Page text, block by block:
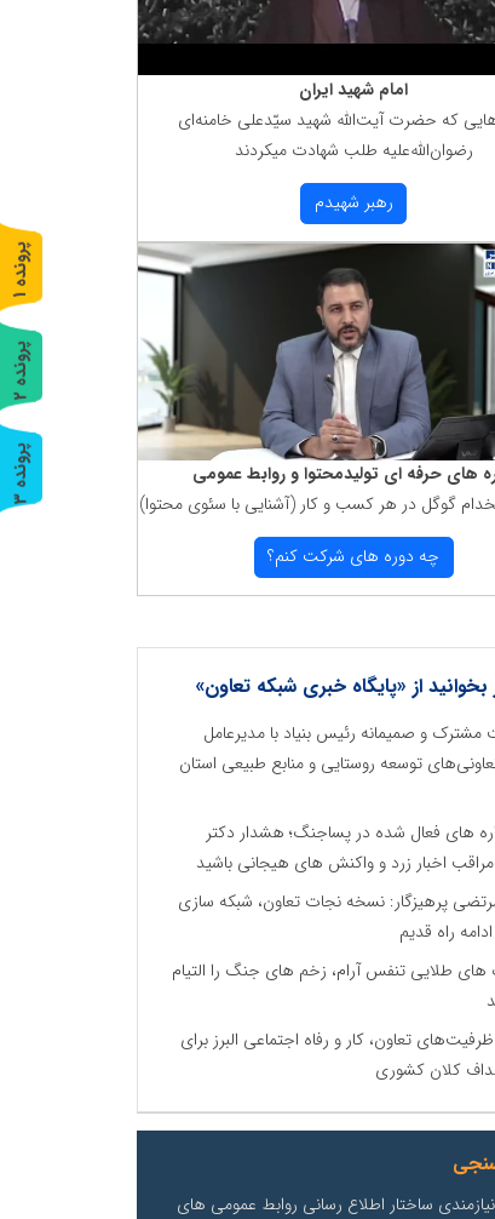
امام شهید ایران
كه حضرت آیت‌الله شهید سیّدعلی خامنه‌ای
رضوان‌الله‌علیه طلب شهادت میكردند
رهبر شهیدم
های حرفه ای تولیدمحتوا و روابط عمومی
گوگل در هر كسب و كار (آشنایی با سئوی محتوا)
چه دوره های شركت كنم؟
بخوانید از «پایگاه خبری شبکه تعاون»
و صمیمانه رئیس بنیاد با مدیرعامل
توسعه روستایی و منابع طبیعی استان
های فعال شده در پساجنگ؛ هشدار دکتر
مراقب اخبار زرد و واکنش های هیجانی باشید
پرهیزگار: نسخه نجات تعاون، شبکه سازی
راه قدیم
های طلایی تنفس آرام، زخم های جنگ را التیام
تعاون، کار و رفاه اجتماعی البرز برای
کلان کشوری
ساختار اطلاع رسانی روابط عمومی های
پ
ر
و
ن
د
ه
1
پ
ر
و
ن
د
ه
2
پ
ر
و
ن
د
ه
3